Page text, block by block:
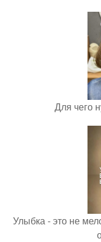
Для чего
Улыбка - это не